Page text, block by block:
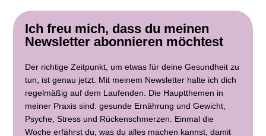
Ich freu mich, dass du meinen
Newsletter abonnieren möchtest
Der richtige Zeitpunkt, um etwas für deine Gesundheit zu
tun, ist genau jetzt. Mit meinem Newsletter halte ich dich
regelmäßig auf dem Laufenden. Die Hauptthemen in
meiner Praxis sind: gesunde Ernährung und Gewicht,
Psyche, Stress und Rückenschmerzen. Einmal die
Woche erfährst du, was du alles machen kannst, damit